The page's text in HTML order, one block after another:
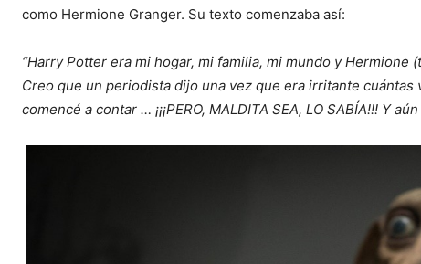
como Hermione Granger. Su texto comenzaba así:
“Harry Potter era mi hogar, mi familia, mi mundo y
Creo que un periodista dijo una vez que era irritante
comencé a contar … ¡¡¡PERO, MALDITA SEA, LO SABÍA!!! Y aún